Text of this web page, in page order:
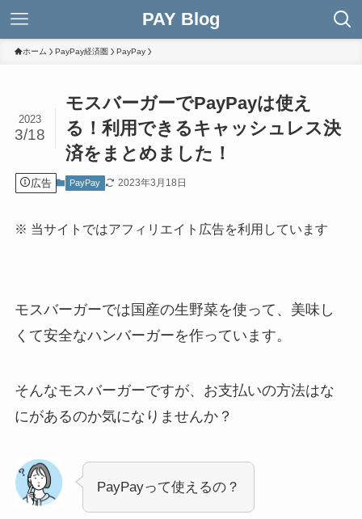
PAY Blog
ホーム PayPay経済圏 PayPay
モスバーガーでPayPayは使え
る！利用できるキャッシュレス決
済をまとめました！
2023
3/18
広告 PayPay 2023年3月18日
※ 当サイトではアフィリエイト広告を利用しています
モスバーガーでは国産の生野菜を使って、美味し
くて安全なハンバーガーを作っています。
そんなモスバーガーですが、お支払いの方法はな
にがあるのか気になりませんか？
PayPayって使えるの？